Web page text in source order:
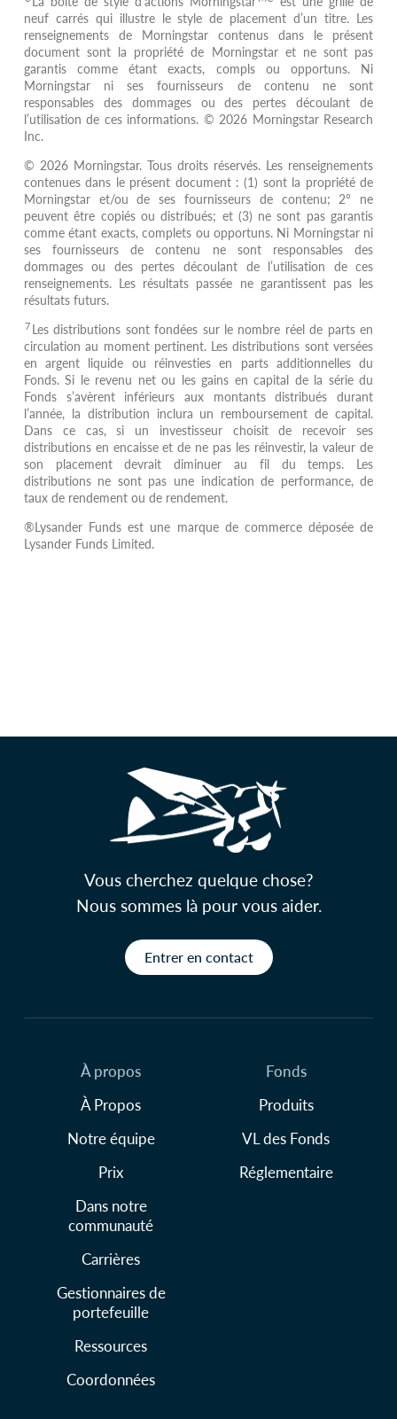
neuf carrés qui illustre le style de placement d’un titre. Les
renseignements de Morningstar contenus dans le présent
document sont la propriété de Morningstar et ne sont pas
garantis comme étant exacts, compls ou opportuns. Ni
Morningstar ni ses fournisseurs de contenu ne sont
responsables des dommages ou des pertes découlant de
l’utilisation de ces informations. © 2026 Morningstar Research
Inc.
© 2026 Morningstar. Tous droits réservés. Les renseignements
contenues dans le présent document : (1) sont la propriété de
Morningstar et/ou de ses fournisseurs de contenu; 2° ne
peuvent être copiés ou distribués; et (3) ne sont pas garantis
comme étant exacts, complets ou opportuns. Ni Morningstar ni
ses fournisseurs de contenu ne sont responsables des
dommages ou des pertes découlant de l’utilisation de ces
renseignements. Les résultats passée ne garantissent pas les
résultats futurs.
7 Les distributions sont fondées sur le nombre réel de parts en
circulation au moment pertinent. Les distributions sont versées
en argent liquide ou réinvesties en parts additionnelles du
Fonds. Si le revenu net ou les gains en capital de la série du
Fonds s’avèrent inférieurs aux montants distribués durant
l’année, la distribution inclura un remboursement de capital.
Dans ce cas, si un investisseur choisit de recevoir ses
distributions en encaisse et de ne pas les réinvestir, la valeur de
son placement devrait diminuer au fil du temps. Les
distributions ne sont pas une indication de performance, de
taux de rendement ou de rendement.
®Lysander Funds est une marque de commerce déposée de
Lysander Funds Limited.
Vous cherchez quelque chose?
Nous sommes là pour vous aider.
Entrer en contact
À propos
À Propos
Notre équipe
Prix
Dans notre
communauté
Carrières
Fonds
Produits
VL des Fonds
Réglementaire
Gestionnaires de
portefeuille
Ressources
Coordonnées